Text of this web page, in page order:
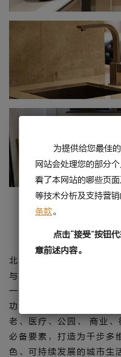
为提供给您最佳
网站会处理您的部分
看了本网站的哪些页
等技术分析及支持营
条款。
点击“接受”按钮
意前述内容。
北
北京金茂府是中国金茂携
与导入优质城市资源，
一代健康住宅，一平方公
功能，整合为步行可达都
老、医疗、公园、 商业
必备要素，打造为千步多
色、可持续发展的城市生